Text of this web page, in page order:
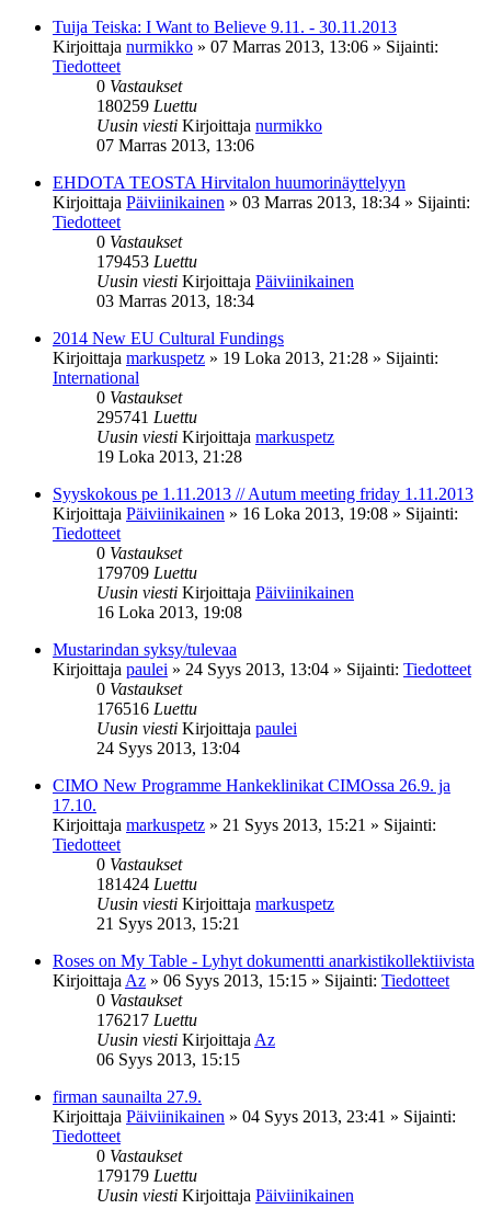
Tuija Teiska: I Want to Believe 9.11. - 30.11.2013
Kirjoittaja nurmikko » 07 Marras 2013, 13:06 » Sijainti:
Tiedotteet
0 Vastaukset
180259 Luettu
Uusin viesti Kirjoittaja nurmikko
07 Marras 2013, 13:06
EHDOTA TEOSTA Hirvitalon huumorinäyttelyyn
Kirjoittaja Päiviinikainen » 03 Marras 2013, 18:34 » Sijainti:
Tiedotteet
0 Vastaukset
179453 Luettu
Uusin viesti Kirjoittaja Päiviinikainen
03 Marras 2013, 18:34
2014 New EU Cultural Fundings
Kirjoittaja markuspetz » 19 Loka 2013, 21:28 » Sijainti:
International
0 Vastaukset
295741 Luettu
Uusin viesti Kirjoittaja markuspetz
19 Loka 2013, 21:28
Syyskokous pe 1.11.2013 // Autum meeting friday 1.11.2013
Kirjoittaja Päiviinikainen » 16 Loka 2013, 19:08 » Sijainti:
Tiedotteet
0 Vastaukset
179709 Luettu
Uusin viesti Kirjoittaja Päiviinikainen
16 Loka 2013, 19:08
Mustarindan syksy/tulevaa
Kirjoittaja paulei » 24 Syys 2013, 13:04 » Sijainti: Tiedotteet
0 Vastaukset
176516 Luettu
Uusin viesti Kirjoittaja paulei
24 Syys 2013, 13:04
CIMO New Programme Hankeklinikat CIMOssa 26.9. ja
17.10.
Kirjoittaja markuspetz » 21 Syys 2013, 15:21 » Sijainti:
Tiedotteet
0 Vastaukset
181424 Luettu
Uusin viesti Kirjoittaja markuspetz
21 Syys 2013, 15:21
Roses on My Table - Lyhyt dokumentti anarkistikollektiivista
Kirjoittaja Az » 06 Syys 2013, 15:15 » Sijainti: Tiedotteet
0 Vastaukset
176217 Luettu
Uusin viesti Kirjoittaja Az
06 Syys 2013, 15:15
firman saunailta 27.9.
Kirjoittaja Päiviinikainen » 04 Syys 2013, 23:41 » Sijainti:
Tiedotteet
0 Vastaukset
179179 Luettu
Uusin viesti Kirjoittaja Päiviinikainen